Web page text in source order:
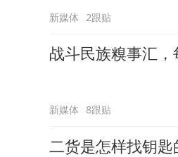
新媒体 2跟贴
战斗民族糗事汇
新媒体 8跟贴
二货是怎样找钥匙